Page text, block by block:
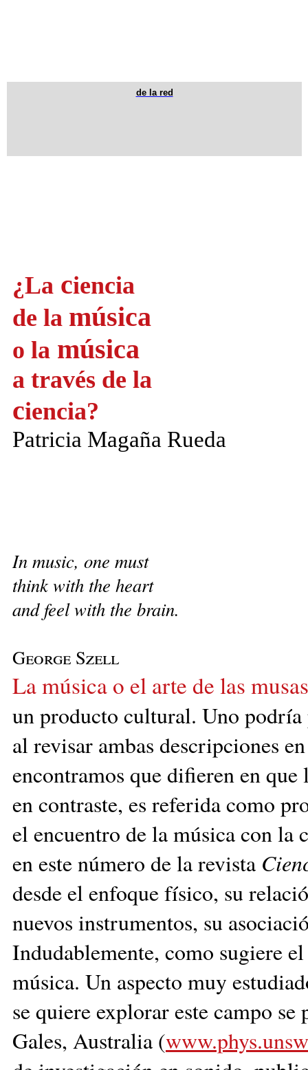
de la red
¿La ciencia
de la música
o la música
a través de la
ciencia?
Patricia Magaña Rueda
In music, one must
think with the heart
and feel with the brain.
George Szell
La música o el arte de las
un producto cultural. Uno
al revisar ambas descripciones
encontramos que difieren en
en contraste, es referida como
el encuentro de la música con la
en este número de la revista
desde el enfoque físico, su
nuevos instrumentos, su
Indudablemente, como sugiere
música. Un aspecto muy
se quiere explorar este campo
Gales, Australia (